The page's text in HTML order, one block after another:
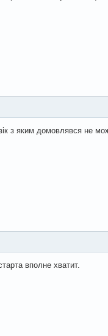
з яким домовлявся не
вполне хватит.